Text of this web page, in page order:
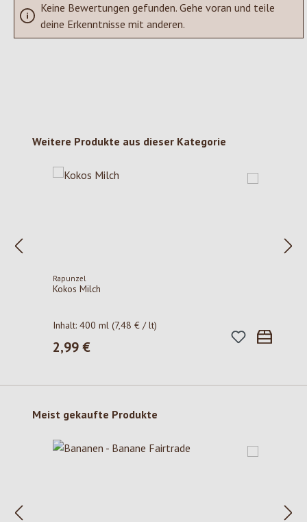
Keine Bewertungen gefunden. Gehe voran und teile
deine Erkenntnisse mit anderen.
Produktgalerie überspringen
Weitere Produkte aus dieser Kategorie
Rapunzel
Kokos Milch
Inhalt:400 ml(7,48 € / lt)
Regulärer Preis:
2,99 €
Produktgalerie überspringen
Meist gekaufte Produkte